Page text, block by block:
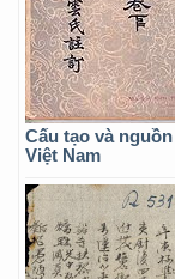
Cấu tạo và
Việt Nam